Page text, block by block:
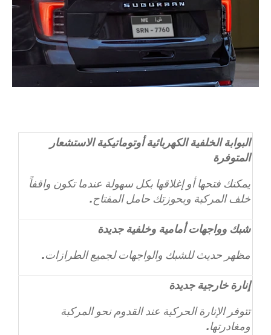
البوابة الخلفية الكهربائية أوتوماتيكية الاستشعار
المتوفرة
يمكنك فتحها أو إغلاقها بكل سهولة عندما تكون واقفاً
خلف المركبة وبحوزتك حامل المفتاح.
شبك وواجهات أمامية وخلفية جديدة
مظهر حديث للشبك والواجهات لجميع الطرازات.
إنارة خارجية جديدة
تتوفر الإنارة الحركية عند القدوم نحو المركبة
ومغادرتها.